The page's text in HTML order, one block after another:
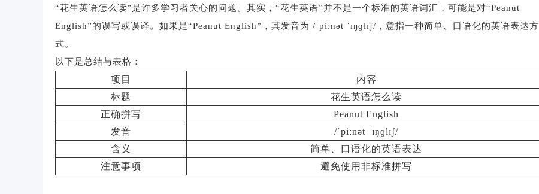
“花生英语怎么读”是许多学习者关心的问题。其实，“花生英语”并不是一个标准的英语词汇，可能是对“Peanut
English”的误写或误译。如果是“Peanut English”，其发音为 /ˈpiːnət ˈɪŋɡlɪʃ/，意指一种简单、口语化的英语表达方
式。
以下是总结与表格：
项目
内容
标题
花生英语怎么读
正确拼写
Peanut English
发音
/ˈpiːnət ˈɪŋɡlɪʃ/
含义
简单、口语化的英语表达
注意事项
避免使用非标准拼写